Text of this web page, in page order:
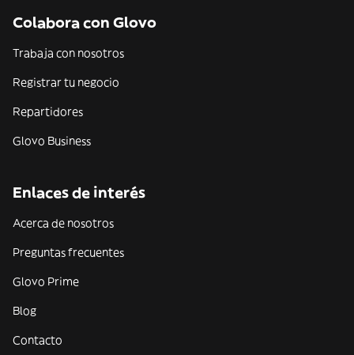
Colabora con Glovo
Trabaja con nosotros
Registrar tu negocio
Repartidores
Glovo Business
Enlaces de interés
Acerca de nosotros
Preguntas frecuentes
Glovo Prime
Blog
Contacto